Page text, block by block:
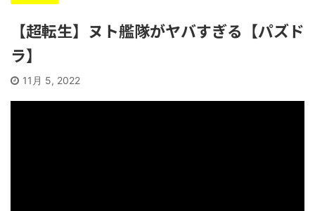
【超転生】ヌト艦隊がヤバすぎる【パズド
ラ】
11月 5, 2022